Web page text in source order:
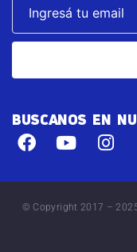
BUSCANOS EN
© Copyright 2017 –